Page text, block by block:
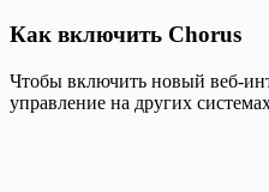
Как включить Chorus
Чтобы включить новый веб-
управление на других